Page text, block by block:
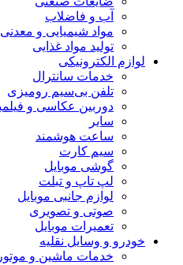
آب و فاضلاب
مواد شیمیایی و معدنی
تولید مواد غذایی
لوازم الکترونیکی
خدمات سانترال
تلفن بی‌سیم رومیزی
دوربین عکاسی و
سایر
ساعت هوشمند
سیم کارت
گوشی موبایل
لپ تاپ و تبلت
لوازم جانبی موبایل
صوتی و تصویری
تعمیرات موبایل
خودرو و وسایل نقلیه
خدمات ماشین و موتور